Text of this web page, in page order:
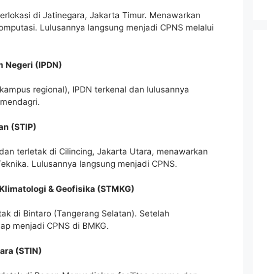
di Jatinegara, Jakarta Timur. Menawarkan
Lulusannya langsung menjadi CPNS melalui
Negeri (IPDN)
regional), IPDN terkenal dan lulusannya
(STIP)
terletak di Cilincing, Jakarta Utara, menawarkan
Lulusannya langsung menjadi CPNS.
& Geofisika (STMKG)
di Bintaro (Tangerang Selatan). Setelah
menjadi CPNS di BMKG.
(STIN)